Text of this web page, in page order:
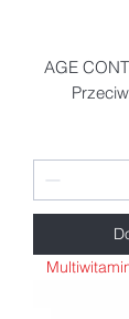
AGE